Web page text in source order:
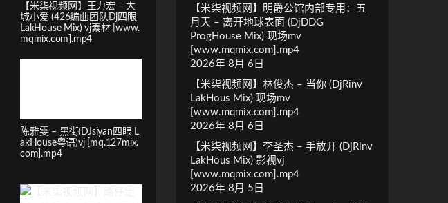
【米柒视频网】王力宏 – 大
城小爱 (426编曲团队Dj四眼
LakHouse Mix) vj素材 [www.
mqmix.com].mp4
陈雅雯 – 黑街(DJsiyan四眼 L
akHouse粤语)vj [mq.127mix.
com].mp4
【米柒视频网】明爵公馆内部专用：五
月天 – 离开地球表面 (DjDDG
ProgHouse Mix) 现场mv
[www.mqmix.com].mp4
2026年 8月 6日
【米柒视频网】林俊杰 – 当你 (DjRinv
LakHous Mix) 现场mv
[www.mqmix.com].mp4
2026年 8月 6日
【米柒视频网】李圣杰 – 手放开 (DjRinv
LakHous Mix) 影视vj
[www.mqmix.com].mp4
2026年 8月 5日